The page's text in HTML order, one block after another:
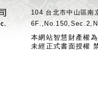
104 台北市中山區
本網站智慧財產權
未經正式書面授權